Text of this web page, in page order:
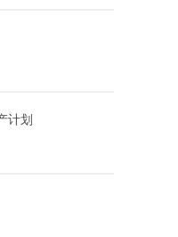
计划